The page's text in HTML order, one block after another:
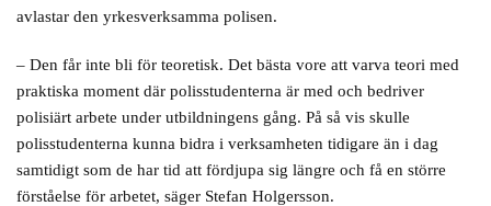
avlastar den yrkesverksamma polisen.
– Den får inte bli för teoretisk. Det bästa vore att varva teori med
praktiska moment där polisstudenterna är med och bedriver
polisiärt arbete under utbildningens gång. På så vis skulle
polisstudenterna kunna bidra i verksamheten tidigare än i dag
samtidigt som de har tid att fördjupa sig längre och få en större
förståelse för arbetet, säger Stefan Holgersson.